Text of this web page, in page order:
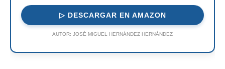
▷ DESCARGAR EN AMAZON
AUTOR: JOSÉ MIGUEL HERNÁNDEZ HERNÁNDEZ